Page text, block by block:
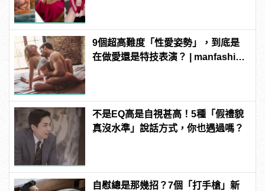
9個超高難度「性愛姿勢」，到底是
在做愛還是特技表演？ | manfashion
不是EQ高是自視甚高！5種「假禮貌
真沒水準」說話方式，你也遇過嗎？
自慰總是那幾招？7個「打手槍」新